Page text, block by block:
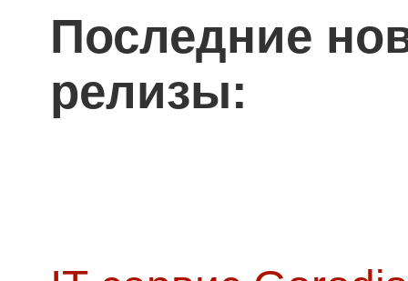
Последние
релизы: